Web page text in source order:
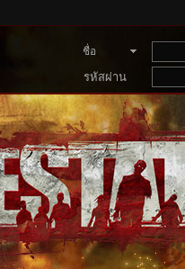
ชื่อ
สมาชิก
รหัสผ่าน